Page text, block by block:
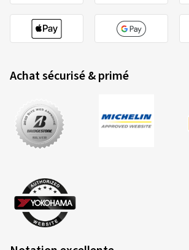
Achat sécurisé & primé